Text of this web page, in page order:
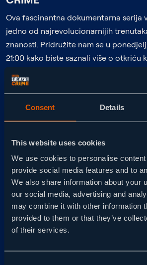
Consent Details
This website uses cookies
We use cookies to personalise
provide social media features and to
We also share information about your
our social media, advertising and
may combine it with other information
provided to them or that they’ve
of their services.
Ova fascinantna dokumentarna serija
jedno od najrevolucionarnijih
znanosti. Pridružite nam se u
21:00 kako biste saznali više o otkriću
pravde.
Sve je počelo 1984. godine u
Jeffreys, znanstvenik sa Sveučilišta u
otkrića koje je omogućilo preciznu
DNA profiliranja. Ova pionirska
istražiteljima da identificiraju
mikroskopskih tragova ostavljenih na
čime je temeljito preoblikovana
Jeffreys nije imao pojma da će
pomoći u razrješavanju strašnih